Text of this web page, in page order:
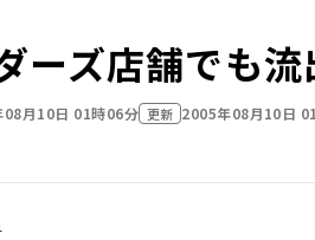
ーズ店舗でも
08月10日 01時06分 更新 2005年08月10日